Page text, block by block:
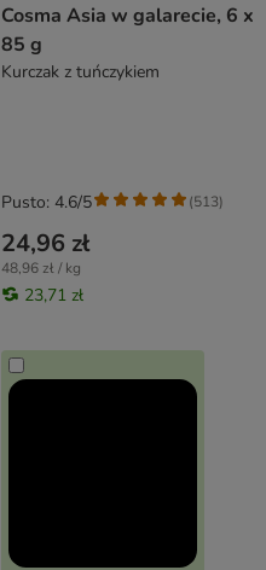
Cosma Asia w galarecie, 6 x
85 g
Kurczak z tuńczykiem
24,96 zł
48,96 zł / kg
23,71 zł
Pusto: 4.6/5 (513)